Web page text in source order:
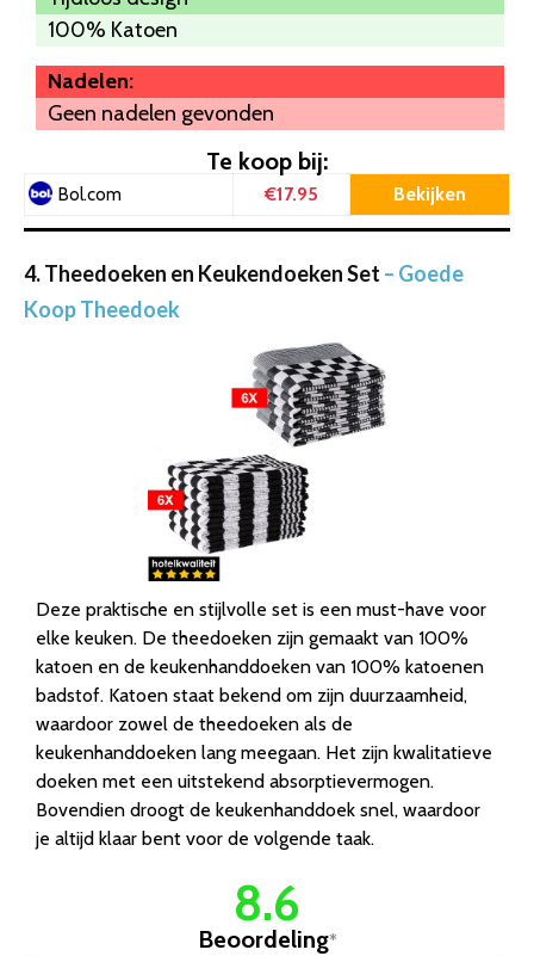
100% Katoen
Nadelen:
Geen nadelen gevonden
Te koop bij:
Bol.com €17.95 Bekijken
4. Theedoeken en Keukendoeken Set – Goede
Koop Theedoek
Deze praktische en stijlvolle set is een must-have voor
elke keuken. De theedoeken zijn gemaakt van 100%
katoen en de keukenhanddoeken van 100% katoenen
badstof. Katoen staat bekend om zijn duurzaamheid,
waardoor zowel de theedoeken als de
keukenhanddoeken lang meegaan. Het zijn kwalitatieve
doeken met een uitstekend absorptievermogen.
Bovendien droogt de keukenhanddoek snel, waardoor
je altijd klaar bent voor de volgende taak.
8.6
Beoordeling*